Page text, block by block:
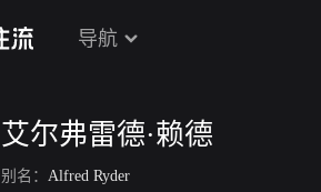
导航
艾尔弗雷德·赖德
别名： Alfred Ryder